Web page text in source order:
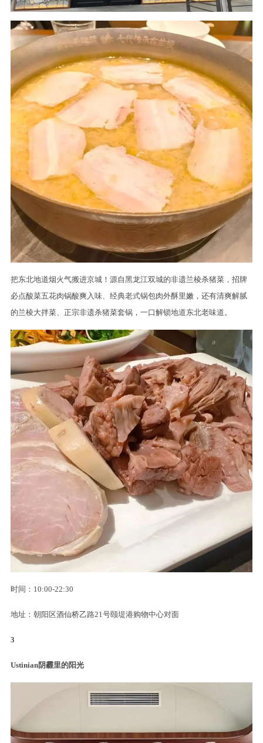
把东北地道烟火气搬进京城！源自黑龙江双城的非遗兰棱杀猪菜，招牌
必点酸菜五花肉锅酸爽入味、经典老式锅包肉外酥里嫩，还有清爽解腻
的兰棱大拌菜、正宗非遗杀猪菜套锅，一口解锁地道东北老味道。
时间：10:00-22:30
地址：朝阳区酒仙桥乙路21号颐堤港购物中心对面
3
Ustinian阴霾里的阳光